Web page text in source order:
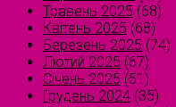
Травень 2025 (68)
Квітень 2025 (68)
Березень 2025 (74)
Лютий 2025 (67)
Січень 2025 (51)
Грудень 2024 (35)